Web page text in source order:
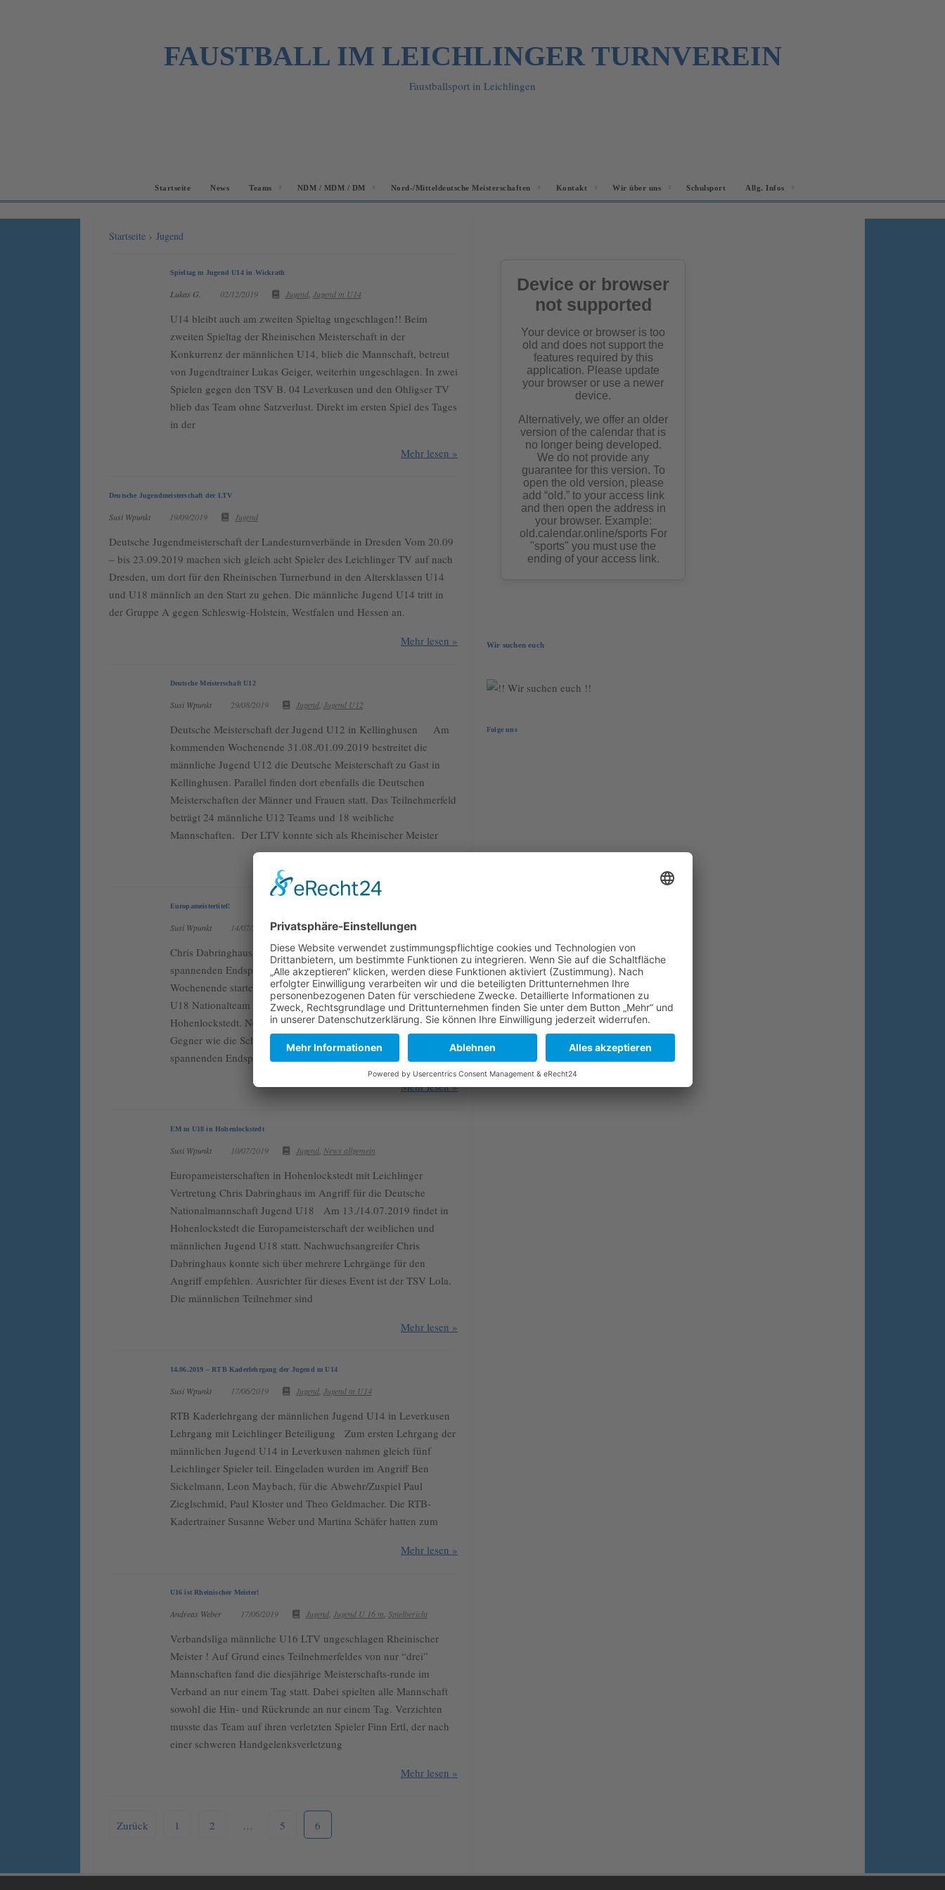
FAUSTBALL IM LEICHLINGER TURNVEREIN
Faustballsport in Leichlingen
Startseite News Teams NDM / MDM / DM Nord-/Mitteldeutsche Meisterschaften Kontakt Wir über uns Schulsport Allg. Infos
Startseite › Jugend
Spieltag m Jugend U14 in Wickrath
Lukas G. 02/12/2019 Jugend, Jugend m U14
U14 bleibt auch am zweiten Spieltag ungeschlagen!! Beim
zweiten Spieltag der Rheinischen Meisterschaft in der
Konkurrenz der männlichen U14, blieb die Mannschaft, betreut
von Jugendtrainer Lukas Geiger, weiterhin ungeschlagen. In zwei
Spielen gegen den TSV B. 04 Leverkusen und den Ohligser TV
blieb das Team ohne Satzverlust. Direkt im ersten Spiel des Tages
in der
Mehr lesen »
Deutsche Jugendmeisterschaft der LTV
Susi Wpunkt 19/09/2019 Jugend
Deutsche Jugendmeisterschaft der Landesturnverbände in Dresden Vom 20.09
– bis 23.09.2019 machen sich gleich acht Spieler des Leichlinger TV auf nach
Dresden, um dort für den Rheinischen Turnerbund in den Altersklassen U14
und U18 männlich an den Start zu gehen. Die männliche Jugend U14 tritt in
der Gruppe A gegen Schleswig-Holstein, Westfalen und Hessen an.
Mehr lesen »
Deutsche Meisterschaft U12
Susi Wpunkt 29/08/2019 Jugend, Jugend U12
Deutsche Meisterschaft der Jugend U12 in Kellinghusen Am
kommenden Wochenende 31.08./01.09.2019 bestreitet die
männliche Jugend U12 die Deutsche Meisterschaft zu Gast in
Kellinghusen. Parallel finden dort ebenfalls die Deutschen
Meisterschaften der Männer und Frauen statt. Das Teilnehmerfeld
beträgt 24 männliche U12 Teams und 18 weibliche
Mannschaften. Der LTV konnte sich als Rheinischer Meister
Europameistertitel!
Susi Wpunkt 14/07/2019 Jugend,News
Chris Dabringhaus und sein Nationalteam sichern sich in einem
spannenden Endspiel dem Europameistertitel!! Am letzten
Wochenende startete der LTV Nachwuchsangreifer mit seinem
U18 Nationalteam in das Vorhaben “Europameisterschaft in
Hohenlockstedt. Neben Deutschland nahmen noch drei weitere
Gegner wie die Schweiz, Österreich und Italien teil. In einem
spannenden Endspiel mit Österreich konnte sich Deutschland am
Mehr lesen »
EM m U18 in Hohenlockstedt
Susi Wpunkt 10/07/2019 Jugend, News allgemein
Europameisterschaften in Hohenlockstedt mit Leichlinger
Vertretung Chris Dabringhaus im Angriff für die Deutsche
Nationalmannschaft Jugend U18 Am 13./14.07.2019 findet in
Hohenlockstedt die Europameisterschaft der weiblichen und
männlichen Jugend U18 statt. Nachwuchsangreifer Chris
Dabringhaus konnte sich über mehrere Lehrgänge für den
Angriff empfehlen. Ausrichter für dieses Event ist der TSV Lola.
Die männlichen Teilnehmer sind
Mehr lesen »
14.06.2019 – RTB Kaderlehrgang der Jugend m U14
Susi Wpunkt 17/06/2019 Jugend, Jugend m U14
RTB Kaderlehrgang der männlichen Jugend U14 in Leverkusen
Lehrgang mit Leichlinger Beteiligung Zum ersten Lehrgang der
männlichen Jugend U14 in Leverkusen nahmen gleich fünf
Leichlinger Spieler teil. Eingeladen wurden im Angriff Ben
Sickelmann, Leon Maybach, für die Abwehr/Zuspiel Paul
Zieglschmid, Paul Kloster und Theo Geldmacher. Die RTB-
Kadertrainer Susanne Weber und Martina Schäfer hatten zum
Mehr lesen »
U16 ist Rheinischer Meister!
Andreas Weber 17/06/2019 Jugend, Jugend U 16 m Spielbericht
Verbandsliga männliche U16 LTV ungeschlagen Rheinischer
Meister ! Auf Grund eines Teilnehmerfeldes von nur “drei”
Mannschaften fand die diesjährige Meisterschafts-runde im
Verband an nur einem Tag statt. Dabei spielten alle Mannschaft
sowohl die Hin- und Rückrunde an nur einem Tag. Verzichten
musste das Team auf ihren verletzten Spieler Finn Ertl, der nach
einer schweren Handgelenksverletzung
Mehr lesen »
Zurück 1 2 … 5 6
Wir suchen euch
Folge uns